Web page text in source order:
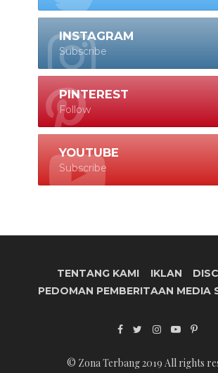
INSTAGRAM
Subscribe
PINTEREST
Follow
YOUTUBE
Subscribe
TENTANG KAMI IKLAN
PEDOMAN PEMBERITAAN MEDIA
© Zona Terbang 2019 All rights